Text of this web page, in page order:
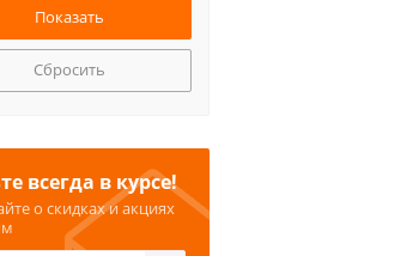
Сбросить
всегда в курсе!
о скидках и акциях